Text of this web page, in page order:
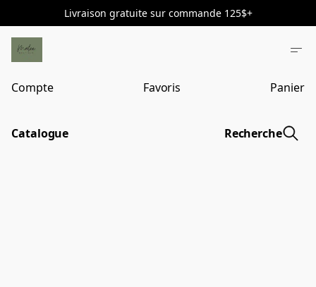
Livraison gratuite sur commande 125$+
Compte Favoris Panier
Catalogue Recherche